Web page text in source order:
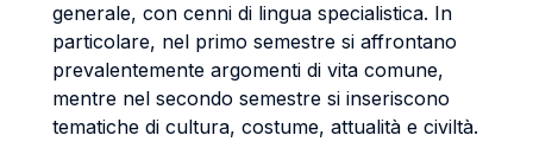
generale, con cenni di lingua specialistica. In
particolare, nel primo semestre si affrontano
prevalentemente argomenti di vita comune,
mentre nel secondo semestre si inseriscono
tematiche di cultura, costume, attualità e civiltà.